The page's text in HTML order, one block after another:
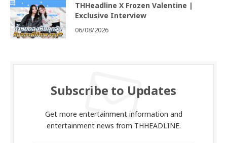
THHeadline X Frozen Valentine |
Exclusive Interview
06/08/2026
Subscribe to Updates
Get more entertainment information and
entertainment news from THHEADLINE.